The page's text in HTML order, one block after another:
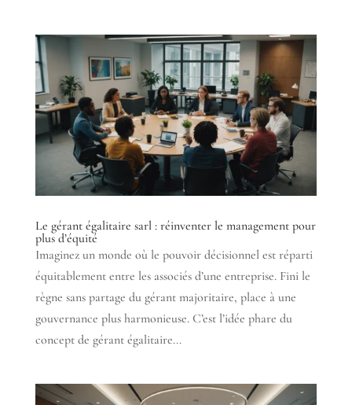
Le gérant égalitaire sarl : réinventer le management pour
plus d’équité
Imaginez un monde où le pouvoir décisionnel est réparti
équitablement entre les associés d’une entreprise. Fini le
règne sans partage du gérant majoritaire, place à une
gouvernance plus harmonieuse. C’est l’idée phare du
concept de gérant égalitaire...